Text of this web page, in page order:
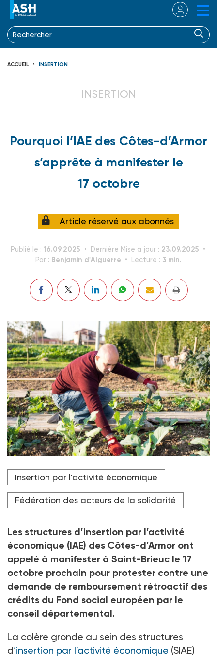
ACCUEIL INSERTION
INSERTION
Pourquoi l’IAE des Côtes-d’Armor
s’apprête à manifester le
17 octobre
Article réservé aux abonnés
Publié le : 16.09.2025 Dernière Mise à jour : 23.09.2025
Par : Benjamin d'Alguerre Lecture : 3 min.
Dans les Côtes-d'Armor, plusieurs structures de l'IAE
sont mises en danger de faillite par la décision du
Crédit photo DR
Insertion par l'activité économique
Fédération des acteurs de la solidarité
Les structures d’insertion par l’activité
économique (IAE) des Côtes-d’Armor ont
appelé à manifester à Saint-Brieuc le 17
octobre prochain pour protester contre une
demande de remboursement rétroactif des
crédits du Fond social européen par le
conseil départemental.
La colère gronde au sein des structures
d’insertion par l’activité économique (SIAE)